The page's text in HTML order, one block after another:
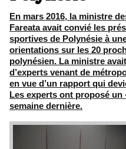
En mars 2016, la ministre
Fareata avait convié les
sportives de Polynésie à
orientations sur les 20
polynésien. La ministre
d’experts venant de
en vue d’un rapport qui
Les experts ont proposé un
semaine dernière.